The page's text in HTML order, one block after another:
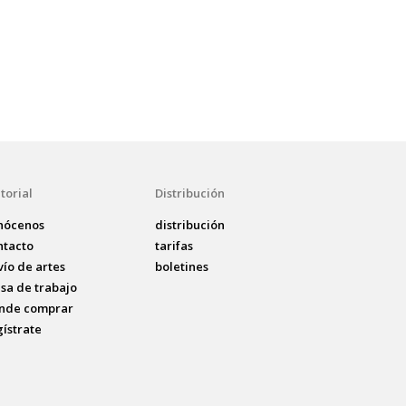
de artes
de trabajo
comprar
Distribución
distribución
tarifas
boletines